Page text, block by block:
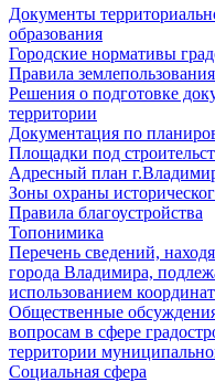
Документы
образования
Городские нормативы
Правила
Решения о подготовке
территории
Документация по
Площадки под
Адресный план
Зоны охраны
Правила благоустройства
Топонимика
Перечень сведений,
города Владимира,
использованием координат
Общественные
вопросам в сфере
территории
Социальная сфера